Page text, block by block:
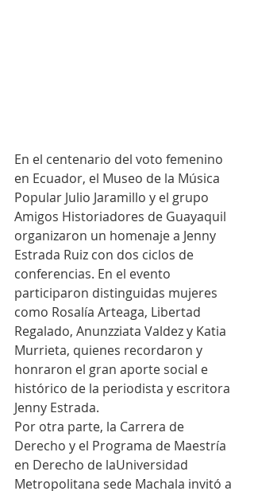
En el centenario del voto femenino
en Ecuador, el Museo de la Música
Popular Julio Jaramillo y el grupo
Amigos Historiadores de Guayaquil
organizaron un homenaje a Jenny
Estrada Ruiz con dos ciclos de
conferencias. En el evento
participaron distinguidas mujeres
como Rosalía Arteaga, Libertad
Regalado, Anunzziata Valdez y Katia
Murrieta, quienes recordaron y
honraron el gran aporte social e
histórico de la periodista y escritora
Jenny Estrada.
Por otra parte, la Carrera de
Derecho y el Programa de Maestría
en Derecho de laUniversidad
Metropolitana sede Machala invitó a